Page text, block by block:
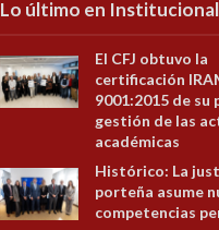
Lo último en Institucional
El CFJ obtuvo la
certificación
9001:2015 de su
gestión de las
académicas
Histórico: La
porteña asume
competencias